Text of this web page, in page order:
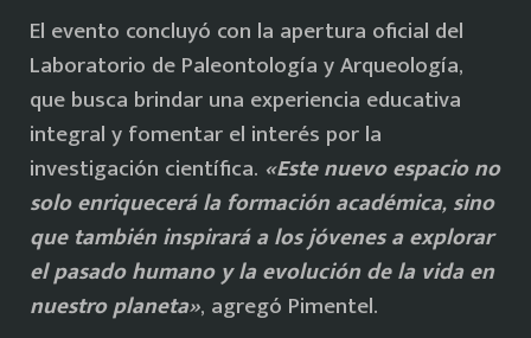
El evento concluyó con la apertura oficial del
Laboratorio de Paleontología y Arqueología,
que busca brindar una experiencia educativa
integral y fomentar el interés por la
investigación científica. «Este nuevo espacio no
solo enriquecerá la formación académica, sino
que también inspirará a los jóvenes a explorar
el pasado humano y la evolución de la vida en
nuestro planeta», agregó Pimentel.